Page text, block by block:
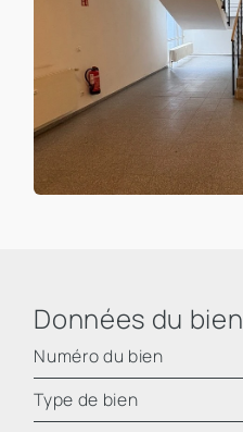
Données du bien
Numéro du bien
Type de bien